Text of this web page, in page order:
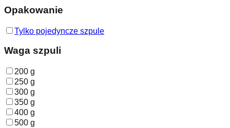
Opakowanie
Tylko pojedyncze szpule
Waga szpuli
200 g
250 g
300 g
350 g
400 g
500 g